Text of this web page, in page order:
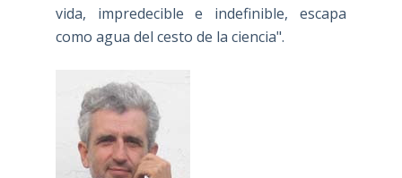
vida, impredecible e indefinible, escapa
como agua del cesto de la ciencia".